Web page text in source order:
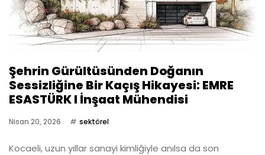
Şehrin Gürültüsünden Doğanın
Sessizliğine Bir Kaçış Hikayesi: EMRE
ESASTÜRK I İnşaat Mühendisi
Nisan 20, 2026 sektörel
Kocaeli, uzun yıllar sanayi kimliğiyle anılsa da son